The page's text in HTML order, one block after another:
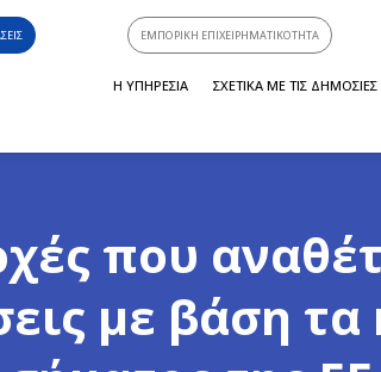
ΕΜΠΟΡΙΚΗ ΕΠΙΧΕΙΡΗΜΑΤΙΚΟΤΗΤΑ
Η ΥΠΗΡΕΣΙΑ ΣΧΕΤΙΚΑ ΜΕ ΤΙΣ
που
με βάση τα